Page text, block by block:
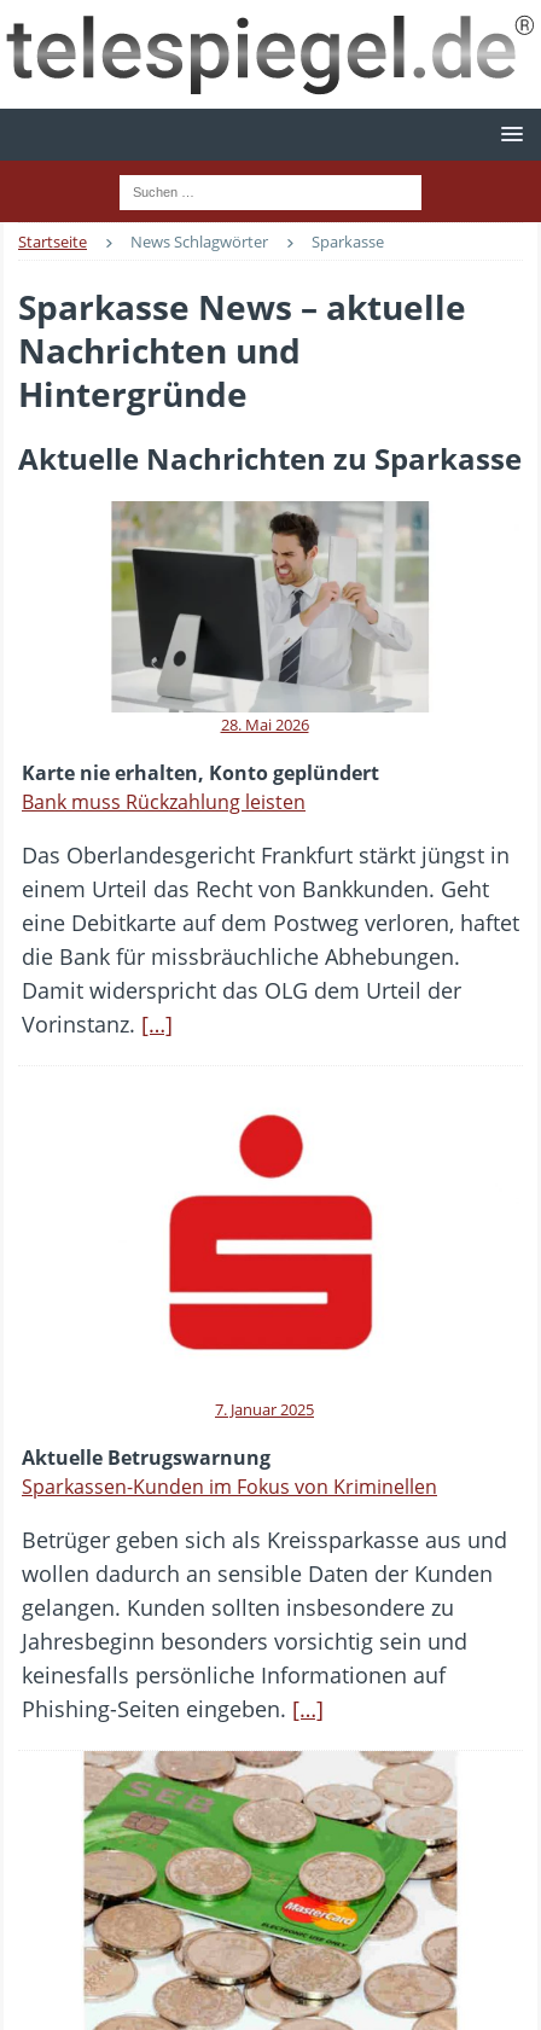
Startseite News Schlagwörter Sparkasse
Sparkasse News – aktuelle
Nachrichten und
Hintergründe
Aktuelle Nachrichten zu Sparkasse
28. Mai 2026
Karte nie erhalten, Konto geplündert
Bank muss Rückzahlung leisten
Das Oberlandesgericht Frankfurt stärkt jüngst in
einem Urteil das Recht von Bankkunden. Geht
eine Debitkarte auf dem Postweg verloren, haftet
die Bank für missbräuchliche Abhebungen.
Damit widerspricht das OLG dem Urteil der
Vorinstanz. […]
7. Januar 2025
Aktuelle Betrugswarnung
Sparkassen-Kunden im Fokus von Kriminellen
Betrüger geben sich als Kreissparkasse aus und
wollen dadurch an sensible Daten der Kunden
gelangen. Kunden sollten insbesondere zu
Jahresbeginn besonders vorsichtig sein und
keinesfalls persönliche Informationen auf
Phishing-Seiten eingeben. […]